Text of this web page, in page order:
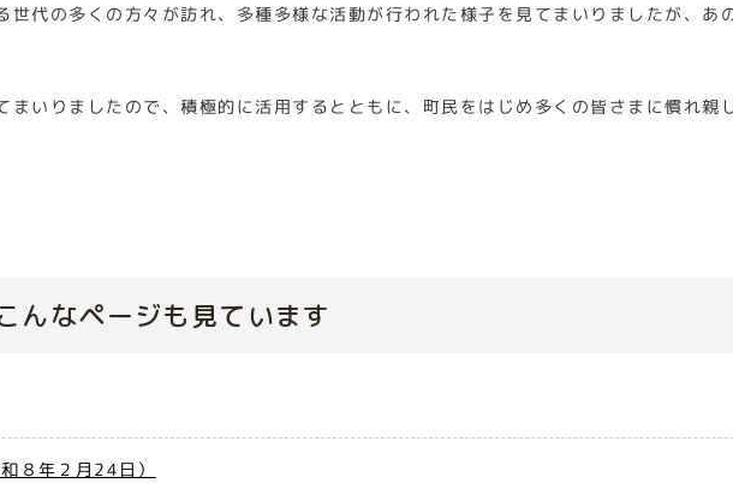
世代の多くの方々が訪れ、多種多様な活動が行われた様子を見てまいりましたが、あ
まいりましたので、積極的に活用するとともに、町民をはじめ多くの皆さまに慣れ親
んなページも見ています
８年２月24日）